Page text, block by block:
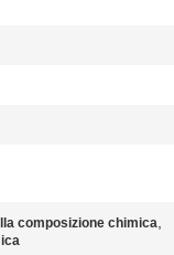
composizione chimica,